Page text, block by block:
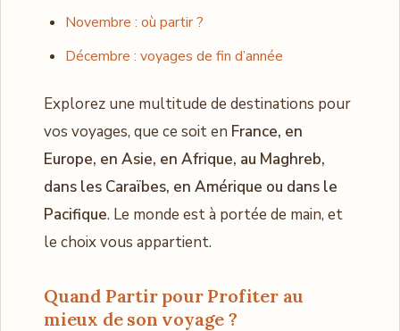
Novembre : où partir ?
Décembre : voyages de fin d’année
Explorez une multitude de destinations pour
vos voyages, que ce soit en France, en
Europe, en Asie, en Afrique, au Maghreb,
dans les Caraïbes, en Amérique ou dans le
Pacifique. Le monde est à portée de main, et
le choix vous appartient.
Quand Partir pour Profiter au
mieux de son voyage ?